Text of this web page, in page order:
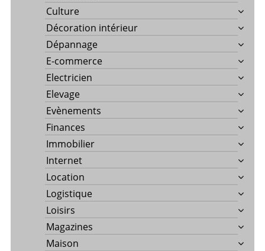
Culture
Décoration intérieur
Dépannage
E-commerce
Electricien
Elevage
Evènements
Finances
Immobilier
Internet
Location
Logistique
Loisirs
Magazines
Maison